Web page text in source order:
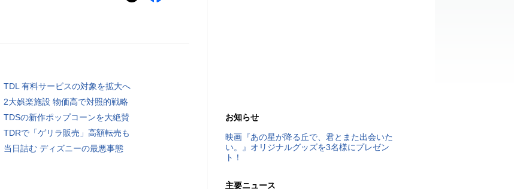
TDL 有料サービスの対象を拡大へ
2大娯楽施設 物価高で対照的戦略
TDSの新作ポップコーンを大絶賛
TDRで「ゲリラ販売」高額転売も
当日詰む ディズニーの最悪事態
お知らせ
映画『あの星が降る丘で、君とまた出会いた
い。』オリジナルグッズを3名様にプレゼン
ト！
主要ニュース